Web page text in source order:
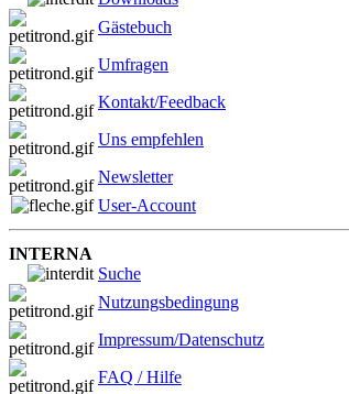
Gästebuch
Umfragen
Kontakt/Feedback
Uns empfehlen
Newsletter
User-Account
INTERNA
Suche
Nutzungsbedingung
Impressum/Datenschutz
FAQ / Hilfe